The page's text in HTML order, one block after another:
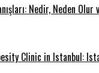
Nedir, Neden
Clinic in Istanbul: